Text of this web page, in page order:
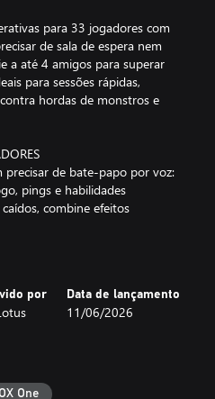
para 33 jogadores com
de sala de espera nem
a até 4 amigos para superar
para sessões rápidas,
hordas de monstros e
de bate-papo por voz:
pings e habilidades
combine efeitos
parar, mas cada incursão te
nas raides, desbloqueie
para batalhas cada vez
por Data de lançamento
11/06/2026
One